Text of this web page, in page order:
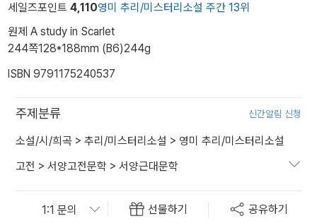
세일즈포인트 4,110영미 추리/미스터리소설 주간 13위
원제 A study in Scarlet
244쪽128*188mm (B6)244g
ISBN 9791175240537
주제분류 신간알림 신청
소설/시/희곡 > 추리/미스터리소설 > 영미 추리/미스터리소설
고전 > 서양고전문학 > 서양근대문학
선물하기 공유하기